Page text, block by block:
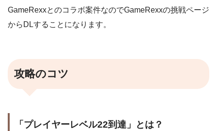
GameRexxとのコラボ案件なのでGameRexxの挑戦ページ
からDLすることになります。
攻略のコツ
「プレイヤーレベル22到達」とは？